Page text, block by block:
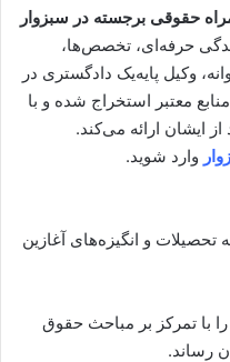
حقوقی برجسته در سبزوار
حرفه‌ای، تخصص‌ها،
وکیل پایه‌یک دادگستری در
معتبر استخراج شده و با
ایشان ارائه می‌کند.
وارد شوید.
و انگیزه‌های آغازین
با تمرکز بر مباحث حقوق
رساند.